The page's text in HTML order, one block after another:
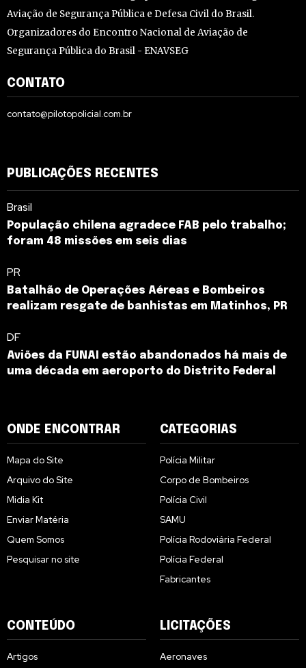
Aviação de Segurança Pública e Defesa Civil do Brasil.
Organizadores do Encontro Nacional de Aviação de
Segurança Pública do Brasil - ENAVSEG
CONTATO
contato@pilotopolicial.com.br
PUBLICAÇÕES RECENTES
Brasil
População chilena agradece FAB pelo trabalho;
foram 48 missões em seis dias
PR
Batalhão de Operações Aéreas e Bombeiros
realizam resgate de banhistas em Matinhos, PR
DF
Aviões da FUNAI estão abandonados há mais de
uma década em aeroporto do Distrito Federal
ONDE ENCONTRAR
Mapa do Site
Arquivo do Site
Midia Kit
Enviar Matéria
Quem Somos
Pesquisar no site
CATEGORIAS
Polícia Militar
Corpo de Bombeiros
Polícia Civil
SAMU
Polícia Rodoviária Federal
Polícia Federal
Fabricantes
CONTEÚDO
Artigos
LICITAÇÕES
Aeronaves